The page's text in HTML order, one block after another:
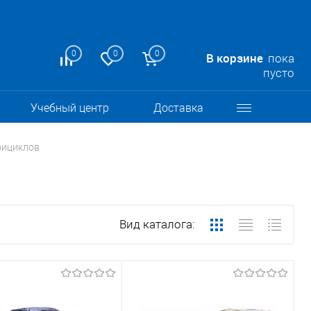
0 0 0 В корзине пока
пусто
Учебный центр Доставка
Вид каталога: